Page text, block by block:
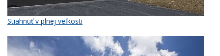
Stiahnuť v plnej veľkosti